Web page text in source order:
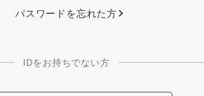
パスワードを忘れた方
IDをお持ちでない方